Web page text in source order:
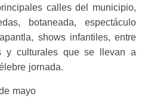
calles del municipio,
botaneada, espectáculo
shows infantiles, entre
y culturales que se llevan a
jornada.
mayo